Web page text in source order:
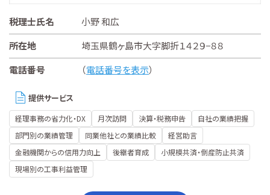
税理士氏名
小野 和広
所在地
埼玉県鶴ヶ島市大字脚折１４２９−８８
電話番号
（電話番号を表示）
提供サービス
経理事務の省力化・DX 月次訪問 決算・税務申告
自社の業績把握
部門別の業績管理
同業他社との業績比較
経営助言
金融機関からの信用力向上
後継者育成
小規模共済・倒産防止共済
現場別の工事利益管理